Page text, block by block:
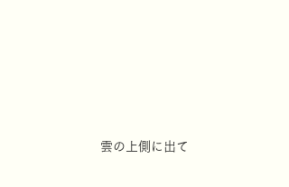
雲の上側に出て